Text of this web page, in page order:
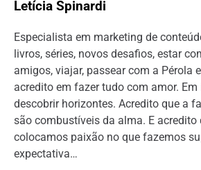
Letícia Spinardi
Especialista em marketing de
livros, séries, novos desafios, estar
amigos, viajar, passear com a Pérola
acredito em fazer tudo com amor.
descobrir horizontes. Acredito que a
são combustíveis da alma. E acredito
colocamos paixão no que fazemos
expectativa…